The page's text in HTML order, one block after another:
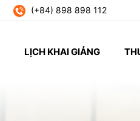
(+84) 898 898 112
LỊCH KHAI GIẢNG